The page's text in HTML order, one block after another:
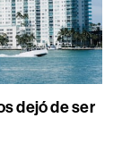
dejó de ser